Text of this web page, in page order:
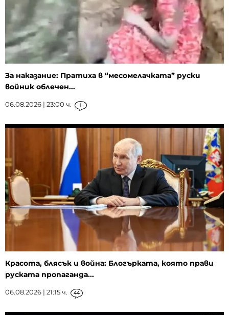
За наказание: Пратиха в “месомелачката” руски
войник облечен...
06.08.2026 | 23:00 ч. 1
Красота, блясък и война: Блогърката, която прави
руската пропаганда...
06.08.2026 | 21:15 ч. 44